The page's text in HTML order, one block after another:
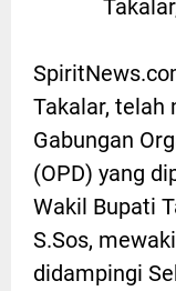
Takalar, telah
Gabungan
(OPD) yang
Wakil Bupati
S.Sos,
didampingi